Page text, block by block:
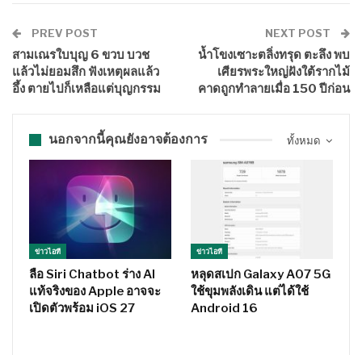
PREV POST
สามเณรใบบุญ 6 ขวบ บวช
แล้วไม่ยอมสึก ฟังเหตุผลแล้ว
อึ้ง ตายไปก็เหลือแต่บุญกรรม
NEXT POST
น้ำโขงเซาะตลิ่งทรุด ตะลึง พบ
เศียรพระใหญ่ฝังใต้รากไม้
คาดถูกทำลายเมื่อ 150 ปีก่อน
ทั้งหมด
นอกจากนี้คุณยังอาจต้องการ
ข่าวไอที
ลือ Siri Chatbot ร่าง AI
แท้จริงของ Apple อาจจะ
เปิดตัวพร้อม iOS 27
ข่าวไอที
หลุดสเปก Galaxy A07 5G
ใช้ขุมพลังเดิน แต่ได้ใช้
Android 16